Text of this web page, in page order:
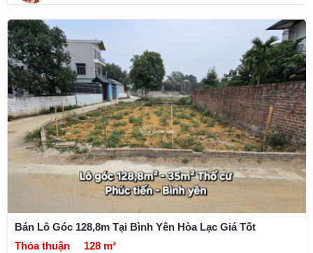
Bán Lô Góc 128,8m Tại Bình Yên Hòa Lạc Giá Tốt
Thỏa thuận
128 m²